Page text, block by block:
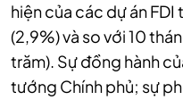
hiện của các dự án
(2,9%) và so với 10
trăm). Sự đồng hành
tướng Chính phủ; sự